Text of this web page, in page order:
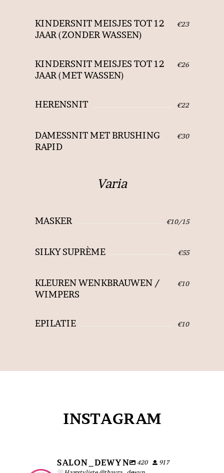
KINDERSNIT MEISJES TOT 12
JAAR (ZONDER WASSEN)
€23
KINDERSNIT MEISJES TOT 12
JAAR (MET WASSEN)
€26
HERENSNIT €22
DAMESSNIT MET BRUSHING
RAPID
€30
Varia
MASKER €10/15
SILKY SUPRÈME €55
KLEUREN WENKBRAUWEN /
WIMPERS
€10
EPILATIE €10
INSTAGRAM
SALON_DEWYN 420
917